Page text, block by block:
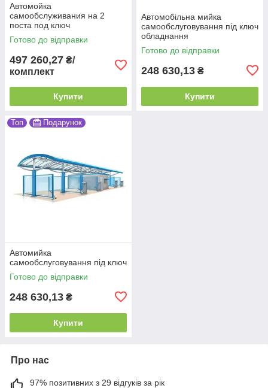
Автомойка
самообслуживания на 2
поста под ключ
Готово до відправки
497 260,27 ₴/
комплект
Купити
Автомобільна мийка
самообслуговування під ключ
обладнання
Готово до відправки
248 630,13 ₴
Купити
Топ Подарунок
Автомийка
самообслуговування під ключ
Готово до відправки
248 630,13 ₴
Купити
Про нас
97% позитивних з 29 відгуків за рік